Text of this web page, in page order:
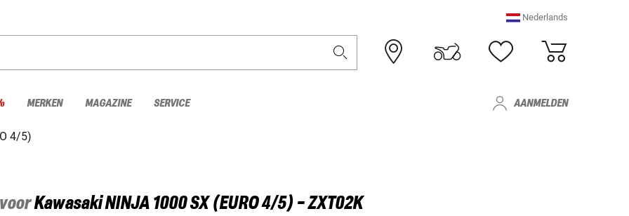
Nederlands
MERKEN MAGAZINE SERVICE AANMELDEN
4/5)
KawasakiNINJA 1000 SX (EURO 4/5) - ZXT02K